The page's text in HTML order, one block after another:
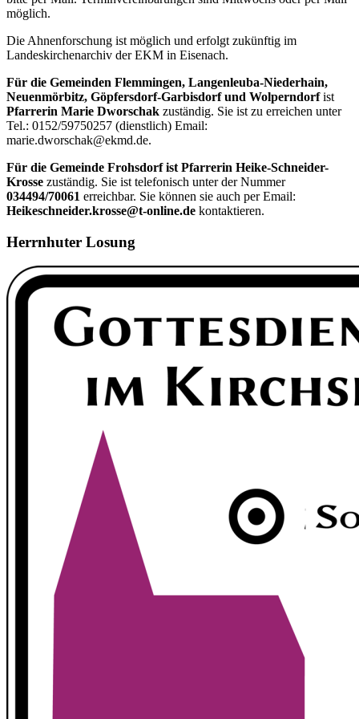
möglich.
Die Ahnenforschung ist möglich und erfolgt zukünftig im
Landeskirchenarchiv der EKM in Eisenach.
Für die Gemeinden Flemmingen, Langenleuba-Niederhain,
Neuenmörbitz, Göpfersdorf-Garbisdorf und Wolperndorfist
Pfarrerin Marie Dworschak zuständig. Sie ist zu erreichen unter
Tel.: 0152/59750257 (dienstlich) Email:
marie.dworschak@ekmd.de.
Für die Gemeinde Frohsdorf ist Pfarrerin Heike-Schneider-
Krosse zuständig. Sie ist telefonisch unter der Nummer
034494/70061 erreichbar. Sie können sie auch per Email:
Heikeschneider.krosse@t-online.de kontaktieren.
Herrnhuter Losung